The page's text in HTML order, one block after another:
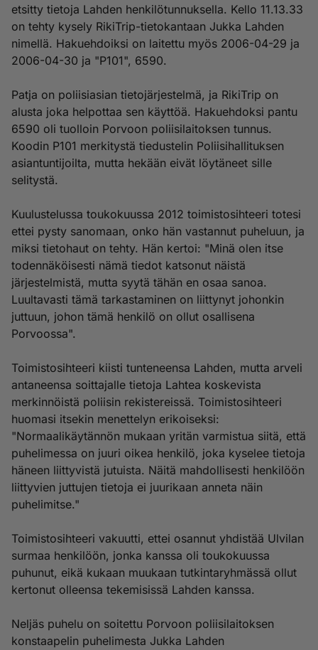
etsitty tietoja Lahden henkilötunnuksella. Kello 11.13.33
on tehty kysely RikiTrip-tietokantaan Jukka Lahden
nimellä. Hakuehdoiksi on laitettu myös 2006-04-29 ja
2006-04-30 ja "P101", 6590.
Patja on poliisiasian tietojärjestelmä, ja RikiTrip on
alusta joka helpottaa sen käyttöä. Hakuehdoksi pantu
6590 oli tuolloin Porvoon poliisilaitoksen tunnus.
Koodin P101 merkitystä tiedustelin Poliisihallituksen
asiantuntijoilta, mutta hekään eivät löytäneet sille
selitystä.
Kuulustelussa toukokuussa 2012 toimistosihteeri totesi
ettei pysty sanomaan, onko hän vastannut puheluun, ja
miksi tietohaut on tehty. Hän kertoi: "Minä olen itse
todennäköisesti nämä tiedot katsonut näistä
järjestelmistä, mutta syytä tähän en osaa sanoa.
Luultavasti tämä tarkastaminen on liittynyt johonkin
juttuun, johon tämä henkilö on ollut osallisena
Porvoossa".
Toimistosihteeri kiisti tunteneensa Lahden, mutta arveli
antaneensa soittajalle tietoja Lahtea koskevista
merkinnöistä poliisin rekistereissä. Toimistosihteeri
huomasi itsekin menettelyn erikoiseksi:
"Normaalikäytännön mukaan yritän varmistua siitä, että
puhelimessa on juuri oikea henkilö, joka kyselee tietoja
häneen liittyvistä jutuista. Näitä mahdollisesti henkilöön
liittyvien juttujen tietoja ei juurikaan anneta näin
puhelimitse."
Toimistosihteeri vakuutti, ettei osannut yhdistää Ulvilan
surmaa henkilöön, jonka kanssa oli toukokuussa
puhunut, eikä kukaan muukaan tutkintaryhmässä ollut
kertonut olleensa tekemisissä Lahden kanssa.
Neljäs puhelu on soitettu Porvoon poliisilaitoksen
konstaapelin puhelimesta Jukka Lahden